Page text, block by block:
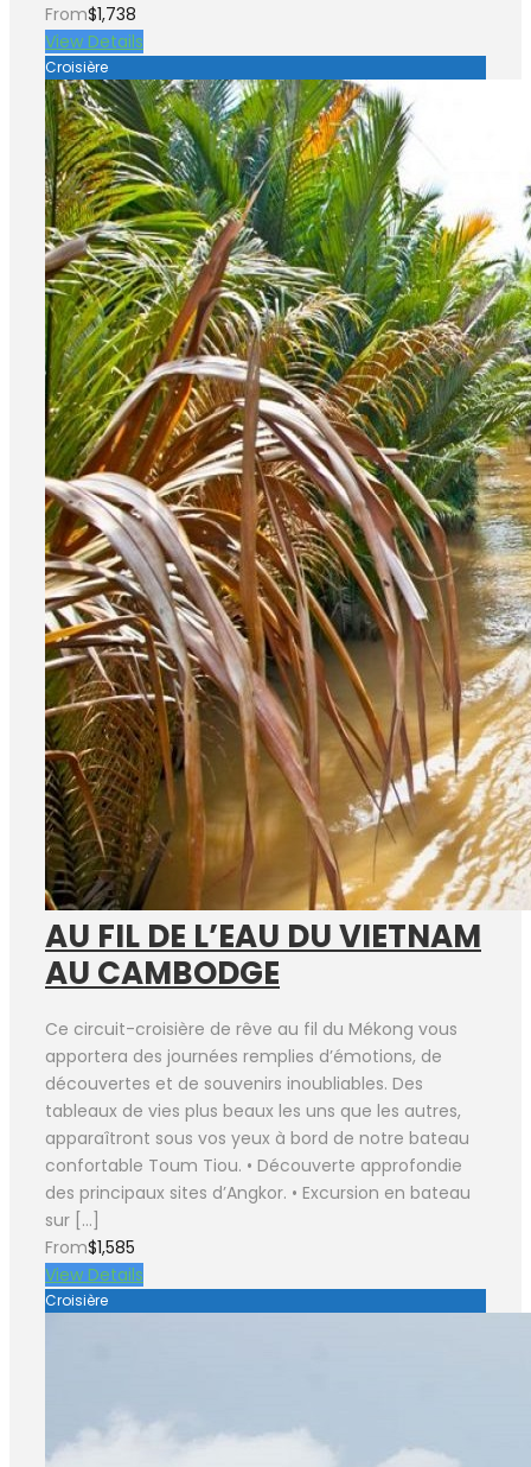
From$1,738
View Details
Croisière
AU FIL DE L’EAU DU VIETNAM
AU CAMBODGE
Ce circuit-croisière de rêve au fil du Mékong vous
apportera des journées remplies d’émotions, de
découvertes et de souvenirs inoubliables. Des
tableaux de vies plus beaux les uns que les autres,
apparaîtront sous vos yeux à bord de notre bateau
confortable Toum Tiou. • Découverte approfondie
des principaux sites d’Angkor. • Excursion en bateau
sur […]
From$1,585
View Details
Croisière